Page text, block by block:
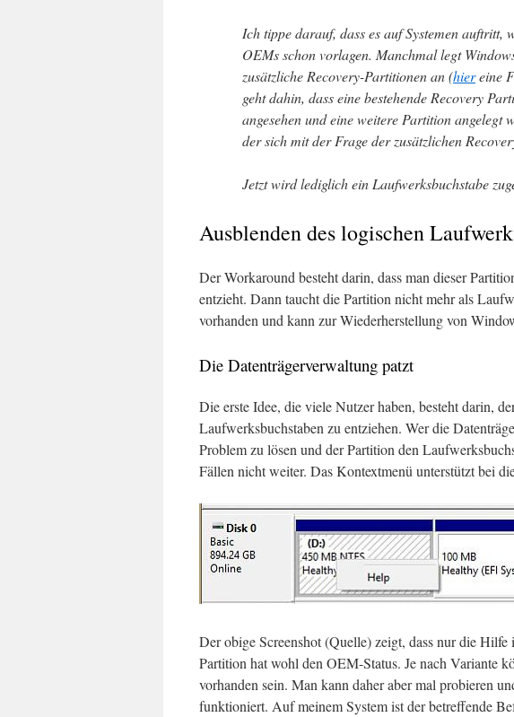
Ich tippe darauf, dass es auf Systemen auftritt,
OEMs schon vorlagen. Manchmal legt
zusätzliche Recovery-Partitionen an (hiereine
geht dahin, dass eine bestehende Recovery
angesehen und eine weitere Partition angelegt
der sich mit der Frage der zusätzlichen
Jetzt wird lediglich ein Laufwerksbuchstabe
Ausblenden des logischen
Der Workaround besteht darin, dass man dieser
entzieht. Dann taucht die Partition nicht mehr als
vorhanden und kann zur Wiederherstellung von
Die Datenträgerverwaltung patzt
Die erste Idee, die viele Nutzer haben, besteht darin,
Laufwerksbuchstaben zu entziehen. Wer die
Problem zu lösen und der Partition den
Fällen nicht weiter. Das Kontextmenü unterstützt bei
Der obige Screenshot (Quelle) zeigt, dass nur die
Partition hat wohl den OEM-Status. Je nach Variante
vorhanden sein. Man kann daher aber mal probieren
funktioniert. Auf meinem System ist der betreffende